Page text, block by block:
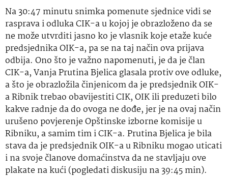
Na 30:47 minutu snimka pomenute sjednice vidi se
rasprava i odluka CIK-a u kojoj je obrazloženo da se
ne može utvrditi jasno ko je vlasnik koje etaže kuće
predsjednika OIK-a, pa se na taj način ova prijava
odbija. Ono što je važno napomenuti, je da je član
CIK-a, Vanja Prutina Bjelica glasala protiv ove odluke,
a što je obrazložila činjenicom da je predsjednik OIK-
a Ribnik trebao obavijestiti CIK, OIK ili preduzeti bilo
kakve radnje da do ovoga ne dođe, jer je na ovaj način
urušeno povjerenje Opštinske izborne komisije u
Ribniku, a samim tim i CIK-a. Prutina Bjelica je bila
stava da je predsjednik OIK-a u Ribniku mogao uticati
i na svoje članove domaćinstva da ne stavljaju ove
plakate na kući (pogledati diskusiju na 39:45 min).